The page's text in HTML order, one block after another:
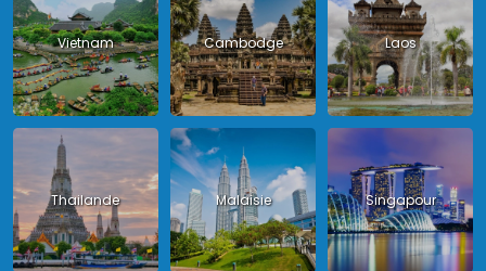
Vietnam Cambodge Laos
Thailande Malaisie Singapour